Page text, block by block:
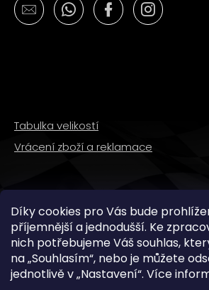
Díky cookies pro Vás bude
příjemnější a jednodušší. Ke
nich potřebujeme Váš souhlas,
na „Souhlasím“, nebo je můžete
jednotlivě v „Nastavení“. Více
Tabulka velikostí
Vrácení zboží a reklamace
SLEDUJTE NÁS